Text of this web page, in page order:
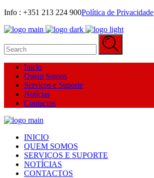
Info : +351 213 224 900‬Política de Privacidade
for:
Inicio
Quem Somos
Serviços e Suporte
Notícias
Contactos
INICIO
QUEM SOMOS
SERVIÇOS E SUPORTE
NOTÍCIAS
CONTACTOS